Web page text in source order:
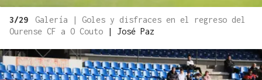
3/29
Galería | Goles y disfraces en el regreso del
Ourense CF a O Couto
| José Paz